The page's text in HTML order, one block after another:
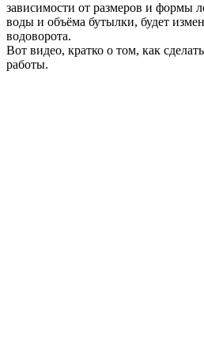
зависимости от размеров и формы
воды и объёма бутылки, будет
водоворота.
Вот видео, кратко о том, как
работы.